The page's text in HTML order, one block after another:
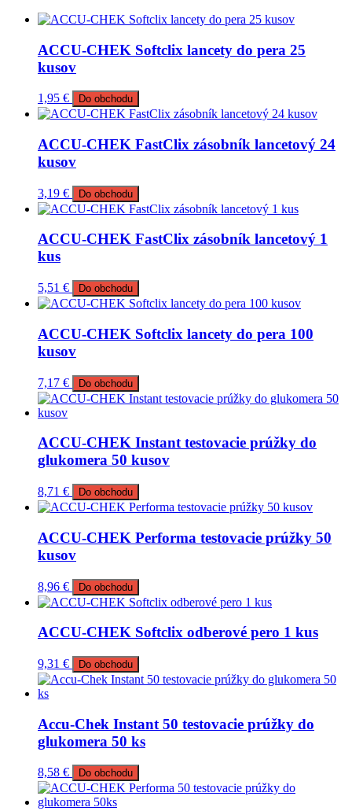
ACCU-CHEK Softclix lancety do pera 25
kusov
1,95 € Do obchodu
ACCU-CHEK FastClix zásobník lancetový 24
kusov
3,19 € Do obchodu
ACCU-CHEK FastClix zásobník lancetový 1
kus
5,51 € Do obchodu
ACCU-CHEK Softclix lancety do pera 100
kusov
7,17 € Do obchodu
ACCU-CHEK Instant testovacie prúžky do
glukomera 50 kusov
8,71 € Do obchodu
ACCU-CHEK Performa testovacie prúžky 50
kusov
8,96 € Do obchodu
ACCU-CHEK Softclix odberové pero 1 kus
9,31 € Do obchodu
Accu-Chek Instant 50 testovacie prúžky do
glukomera 50 ks
8,58 € Do obchodu